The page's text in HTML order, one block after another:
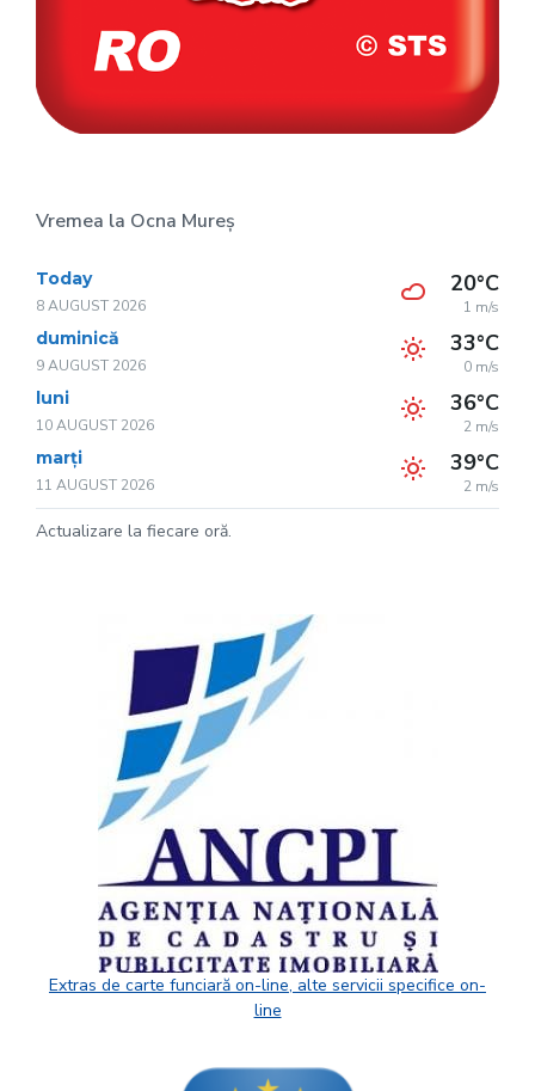
Vremea la Ocna Mureș
Today
8 AUGUST 2026
20°C
1 m/s
duminică
9 AUGUST 2026
33°C
0 m/s
luni
10 AUGUST 2026
36°C
2 m/s
marți
11 AUGUST 2026
39°C
2 m/s
Actualizare la fiecare oră.
Extras de carte funciară on-line, alte servicii specifice on-
line